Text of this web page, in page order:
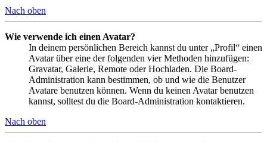
Nach oben
Wie verwende ich einen Avatar?
In deinem persönlichen Bereich kannst du unter „Profil“ einen
Avatar über eine der folgenden vier Methoden hinzufügen:
Gravatar, Galerie, Remote oder Hochladen. Die Board-
Administration kann bestimmen, ob und wie die Benutzer
Avatare benutzen können. Wenn du keinen Avatar benutzen
kannst, solltest du die Board-Administration kontaktieren.
Nach oben